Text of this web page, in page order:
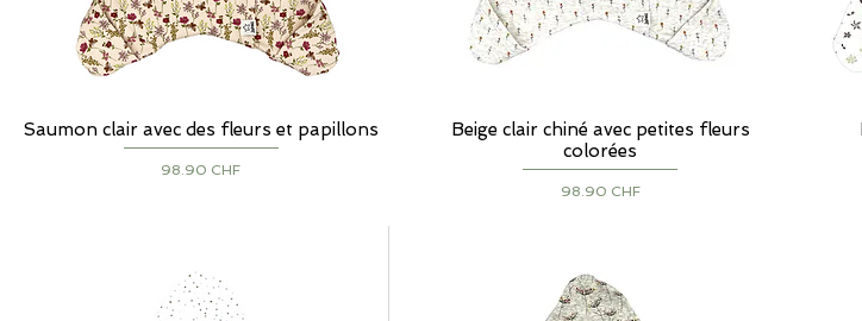
Aperçu rapide
Saumon clair avec des fleurs et papillons
Prix
98.90 CHF
Aperçu rapide
Beige clair chiné avec petites fleurs
colorées
Prix
98.90 CHF